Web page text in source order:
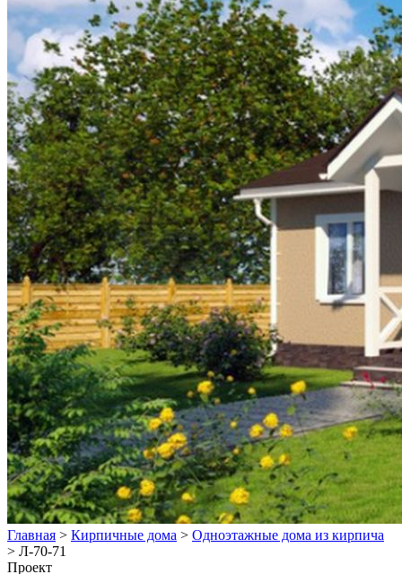
Главная > Кирпичные дома > Одноэтажные дома из кирпича
> Л-70-71
Проект